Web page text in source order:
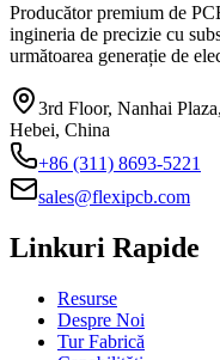
Producător premium de
ingineria de precizie cu
următoarea generație de
3rd Floor, Nanhai
Hebei, China
+86 (311) 8693-5221
sales@flexipcb.com
Linkuri Rapide
Resurse
Despre Noi
Tur Fabrică